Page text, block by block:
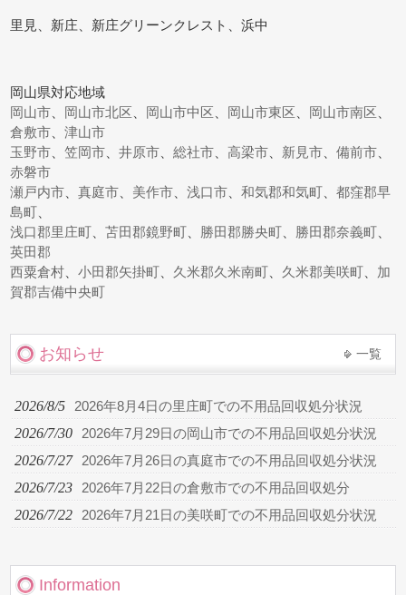
里見、新庄、新庄グリーンクレスト、浜中
岡山県対応地域
岡山市
岡山市北区 岡山市中区 岡山市東区 岡山市南区
倉敷市 、津山市
玉野市 、笠岡市 、井原市 、総社市 、高梁市 新見市 、備前市
赤磐市
瀬戸内市 、真庭市 美作市 、浅口市 、和気郡和気町 、都窪郡早
島町
浅口郡里庄町 、苫田郡鏡野町 勝田郡勝央町 勝田郡奈義町
英田郡
西粟倉村 、小田郡矢掛町 久米郡久米南町 久米郡美咲町
加
賀郡吉備中央町
お知らせ 一覧
2026/8/5 2026年8月4日の里庄町での不用品回収処分状況
2026/7/30 2026年7月29日の岡山市での不用品回収処分状況
2026/7/27 2026年7月26日の真庭市での不用品回収処分状況
2026/7/23 2026年7月22日の倉敷市での不用品回収処分
2026/7/22 2026年7月21日の美咲町での不用品回収処分状況
Information